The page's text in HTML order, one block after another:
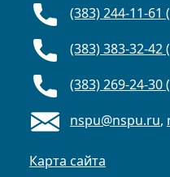
(383) 244-11-
(383) 383-32-
(383) 269-24-30
nspu@nspu.ru,
Карта сайта